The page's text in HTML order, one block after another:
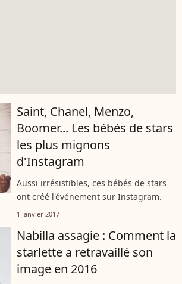
Saint, Chanel, Menzo,
Boomer... Les bébés de stars
les plus mignons
d'Instagram
Aussi irrésistibles, ces bébés de stars
ont créé l'événement sur Instagram.
1 janvier 2017
Nabilla assagie : Comment la
starlette a retravaillé son
image en 2016